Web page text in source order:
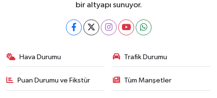
bir altyapı sunuyor.
Hava Durumu Trafik Durumu
Puan Durumu ve Fikstür Tüm Manşetler